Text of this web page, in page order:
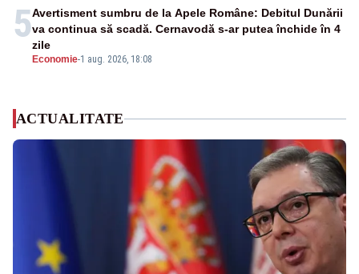
5
Economie-1 aug. 2026, 18:08
Avertisment sumbru de la Apele Române: Debitul Dunării
va continua să scadă. Cernavodă s-ar putea închide în 4
zile
ACTUALITATE